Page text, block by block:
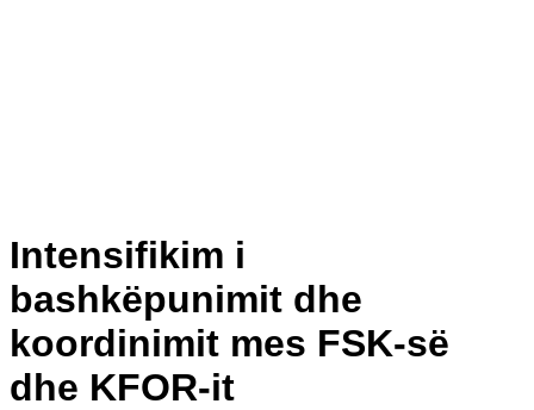
Intensifikim i
bashkëpunimit dhe
koordinimit mes FSK-së
dhe KFOR-it